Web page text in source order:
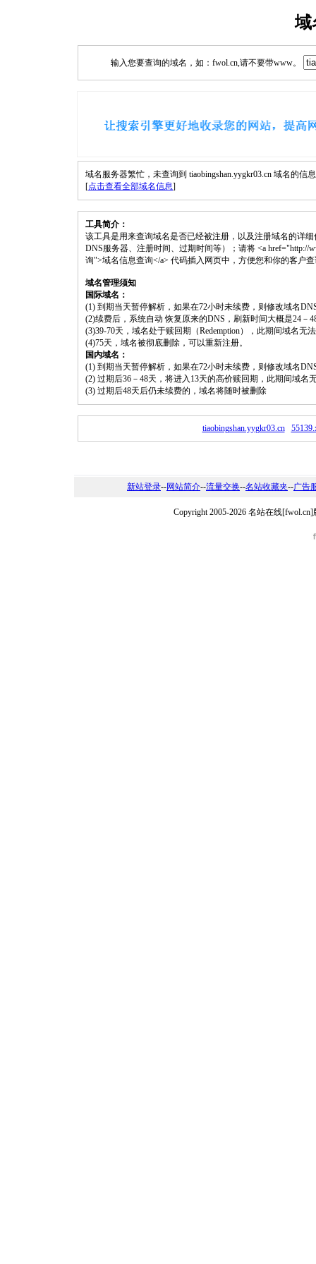
域
输入您要查询的域名，如：fwol.cn,请不要带www。
域名服务器繁忙，未查询到 tiaobingshan.yygkr03.cn 域名的信
[点击查看全部域名信息]
工具简介：
该工具是用来查询域名是否已经被注册，以及注册域名的详
DNS服务器、注册时间、过期时间等）；请将 <a href="http://
询">域名信息查询</a> 代码插入网页中，方便您和你的客户
域名管理须知
国际域名：
(1) 到期当天暂停解析，如果在72小时未续费，则修改域名
(2)续费后，系统自动 恢复原来的DNS，刷新时间大概是24－
(3)39-70天，域名处于赎回期（Redemption），此期间域名无
(4)75天，域名被彻底删除，可以重新注册。
国内域名：
(1) 到期当天暂停解析，如果在72小时未续费，则修改域名
(2) 过期后36－48天，将进入13天的高价赎回期，此期间域名
(3) 过期后48天后仍未续费的，域名将随时被删除
tiaobingshan.yygkr03.cn
新站登录--网站简介--流量交换--名站收藏夹--广告
Copyright 2005-2026 名站在线